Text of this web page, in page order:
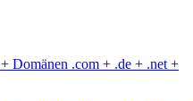
Domänen .com + .de + .net +